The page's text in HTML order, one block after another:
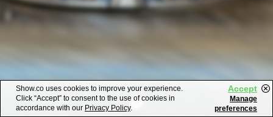
Show.co uses cookies to improve your experience.
Click “Accept” to consent to the use of cookies in
accordance with our Privacy Policy.
Accept
Manage
preferences